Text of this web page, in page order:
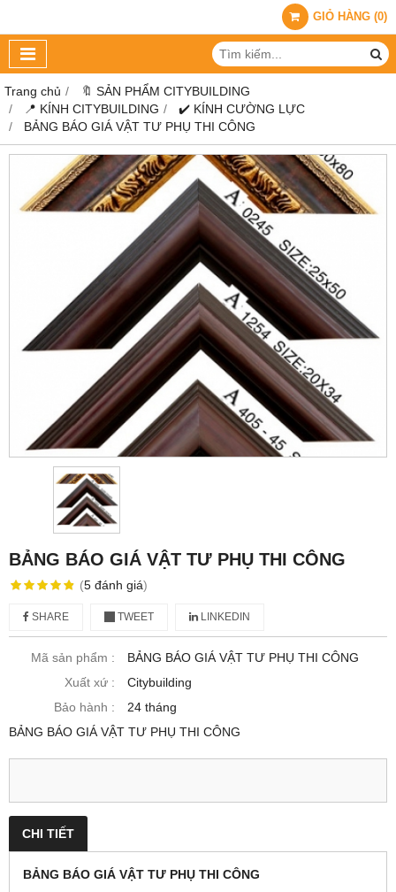
GIỎ HÀNG (0)
Trang chủ
🔖 SẢN PHẨM CITYBUILDING
📍 KÍNH CITYBUILDING
✔️ KÍNH CƯỜNG LỰC
BẢNG BÁO GIÁ VẬT TƯ PHỤ THI CÔNG
BẢNG BÁO GIÁ VẬT TƯ PHỤ THI CÔNG
(5 đánh giá)
SHARE TWEET LINKEDIN
Mã sản phẩm :
BẢNG BÁO GIÁ VẬT TƯ PHỤ THI CÔNG
Xuất xứ :
Citybuilding
Bảo hành :
24 tháng
BẢNG BÁO GIÁ VẬT TƯ PHỤ THI CÔNG
CHI TIẾT
BẢNG BÁO GIÁ VẬT TƯ PHỤ THI CÔNG